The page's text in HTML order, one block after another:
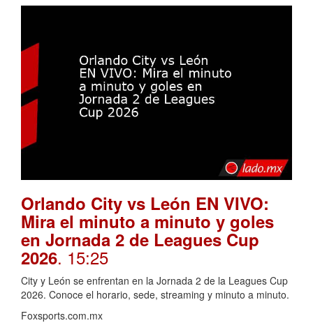
Orlando City vs León EN VIVO:
Mira el minuto a minuto y goles
en Jornada 2 de Leagues Cup
2026. 15:25
City y León se enfrentan en la Jornada 2 de la Leagues Cup
2026. Conoce el horario, sede, streaming y minuto a minuto.
Foxsports.com.mx